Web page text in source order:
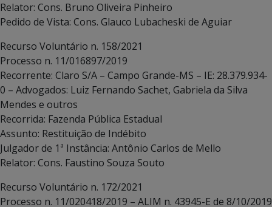
Relator: Cons. Bruno Oliveira Pinheiro
Pedido de Vista: Cons. Glauco Lubacheski de Aguiar
Recurso Voluntário n. 158/2021
Processo n. 11/016897/2019
Recorrente: Claro S/A – Campo Grande-MS – IE: 28.379.934-
0 – Advogados: Luiz Fernando Sachet, Gabriela da Silva
Mendes e outros
Recorrida: Fazenda Pública Estadual
Assunto: Restituição de Indébito
Julgador de 1ª Instância: Antônio Carlos de Mello
Relator: Cons. Faustino Souza Souto
Recurso Voluntário n. 172/2021
Processo n. 11/020418/2019 – ALIM n. 43945-E de 8/10/2019